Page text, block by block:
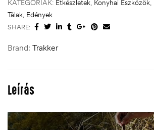
KATEGÓRIÁK: Étkészletek, Konyhai Eszközök,
Tálak, Edények
SHARE:
Brand: Trakker
Leírás